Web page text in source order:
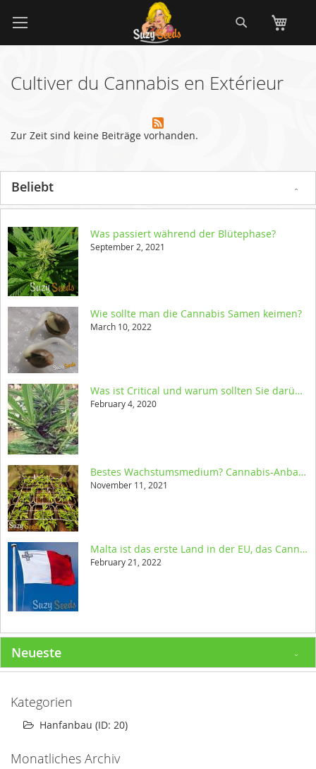
Inhalt
Cultiver du Cannabis en Extérieur
Zur Zeit sind keine Beiträge vorhanden.
Beliebt
Was passiert während der Blütephase?
September 2, 2021
Wie sollte man die Cannabis Samen keimen?
March 10, 2022
Was ist Critical und warum sollten Sie darüber nachdenken, es anzubauen?
February 4, 2020
Bestes Wachstumsmedium? Cannabis-Anbau in Erde, Kokos oder Hydro
November 11, 2021
Malta ist das erste Land in der EU, das Cannabis legalisiert
February 21, 2022
Neueste
Kategorien
Hanfanbau (ID: 20)
Monatliches Archiv